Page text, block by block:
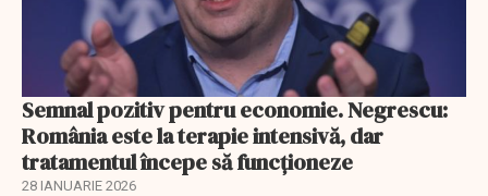
Semnal pozitiv pentru economie. Negrescu:
România este la terapie intensivă, dar
tratamentul începe să funcționeze
28 IANUARIE 2026